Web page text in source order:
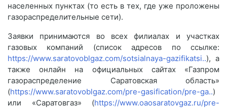
населенных пунктах (то есть в тех, где уже проложены
газораспределительные сети).
Заявки принимаются во всех филиалах и участках
газовых компаний (список адресов по ссылке:
https://www.saratovoblgaz.com/sotsialnaya-gazifikatsi..), а
также онлайн на официальных сайтах «Газпром
газораспределение Саратовская область»
(https://www.saratovoblgaz.com/pre-gasification/pre-ga..)
или «Саратовгаз» (https://www.oaosaratovgaz.ru/pre-